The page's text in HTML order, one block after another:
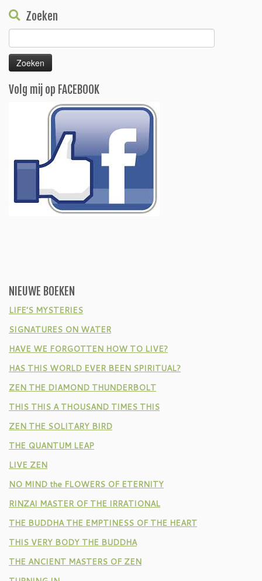
Zoeken
naar:
Volg mij op FACEBOOK
NIEUWE BOEKEN
LIFE’S MYSTERIES
SIGNATURES ON WATER
HAVE WE FORGOTTEN HOW TO LIVE?
HAS THIS WORLD EVER BEEN SPIRITUAL?
ZEN THE DIAMOND THUNDERBOLT
THIS THIS A THOUSAND TIMES THIS
ZEN THE SOLITARY BIRD
THE QUANTUM LEAP
LIVE ZEN
NO MIND the FLOWERS OF ETERNITY
RINZAI MASTER OF THE IRRATIONAL
THE BUDDHA THE EMPTINESS OF THE HEART
THIS VERY BODY THE BUDDHA
THE ANCIENT MASTERS OF ZEN